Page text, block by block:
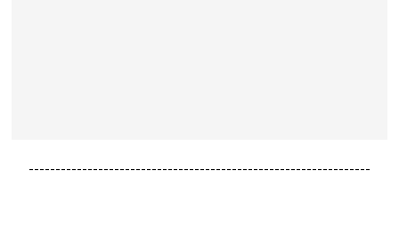
----------------------------------------------------------------